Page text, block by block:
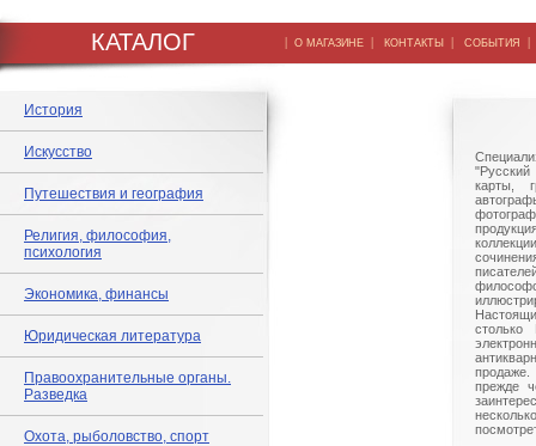
КАТАЛОГ | О МАГАЗИНЕ | КОНТАКТЫ | СОБЫТИЯ
История
Искусство
Путешествия и география
Религия, философия,
психология
Экономика, финансы
Юридическая литература
Правоохранительные органы.
Разведка
Охота, рыболовство, спорт
"Русский
карты,
столько
прежде